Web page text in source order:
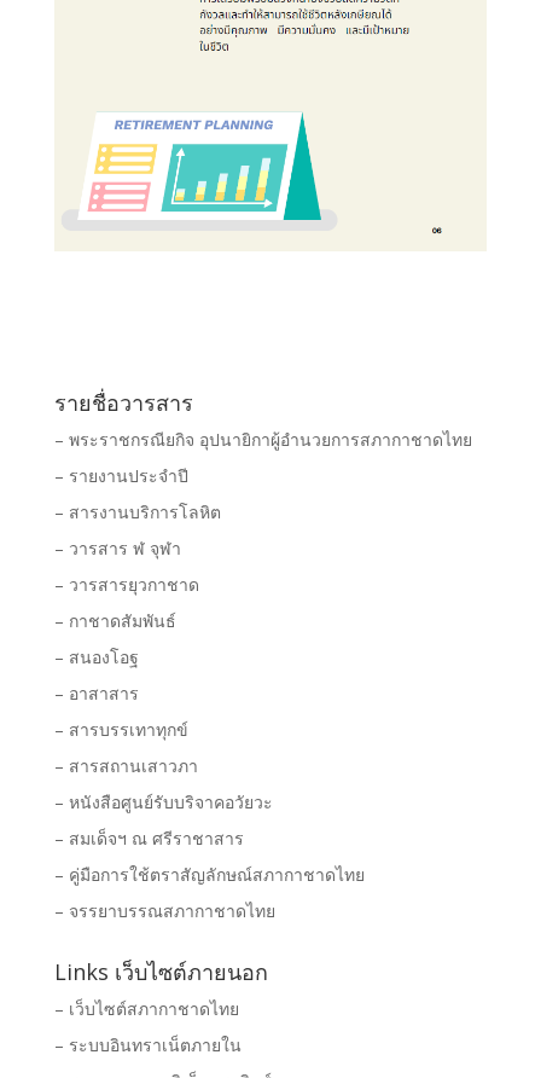
รายชื่อวารสาร
– พระราชกรณียกิจ อุปนายิกาผู้อำนวยการสภากาชาดไทย
– รายงานประจำปี
– สารงานบริการโลหิต
– วารสาร ฬ จุฬา
– วารสารยุวกาชาด
– กาชาดสัมพันธ์
– สนองโอฐ
– อาสาสาร
– สารบรรเทาทุกข์
– สารสถานเสาวภา
– หนังสือศูนย์รับบริจาคอวัยวะ
– สมเด็จฯ ณ ศรีราชาสาร
– คู่มือการใช้ตราสัญลักษณ์สภากาชาดไทย
– จรรยาบรรณสภากาชาดไทย
Links เว็บไซต์ภายนอก
– เว็บไซต์สภากาชาดไทย
– ระบบอินทราเน็ตภายใน